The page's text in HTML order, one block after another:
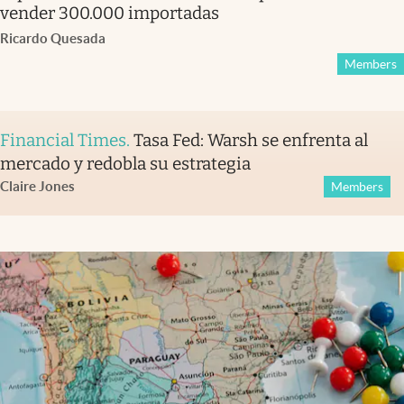
vender 300.000 importadas
Ricardo Quesada
Members
Financial Times. Tasa Fed: Warsh se enfrenta al
mercado y redobla su estrategia
Claire Jones Members